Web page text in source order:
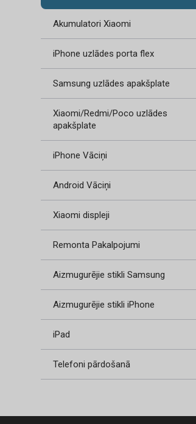
Akumulatori Xiaomi
iPhone uzlādes porta flex
Samsung uzlādes apakšplate
Xiaomi/Redmi/Poco uzlādes
apakšplate
iPhone Vāciņi
Android Vāciņi
Xiaomi displeji
Remonta Pakalpojumi
Aizmugurējie stikli Samsung
Aizmugurējie stikli iPhone
iPad
Telefoni pārdošanā